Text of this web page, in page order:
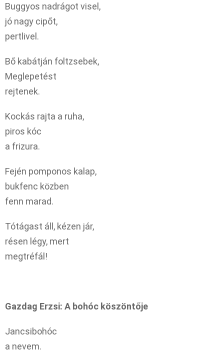
Buggyos nadrágot visel,
jó nagy cipőt,
pertlivel.
Bő kabátján foltzsebek,
Meglepetést
rejtenek.
Kockás rajta a ruha,
piros kóc
a frizura.
Fején pomponos kalap,
bukfenc közben
fenn marad.
Tótágast áll, kézen jár,
résen légy, mert
megtréfál!
Gazdag Erzsi: A bohóc köszöntője
Jancsibohóc
a nevem.